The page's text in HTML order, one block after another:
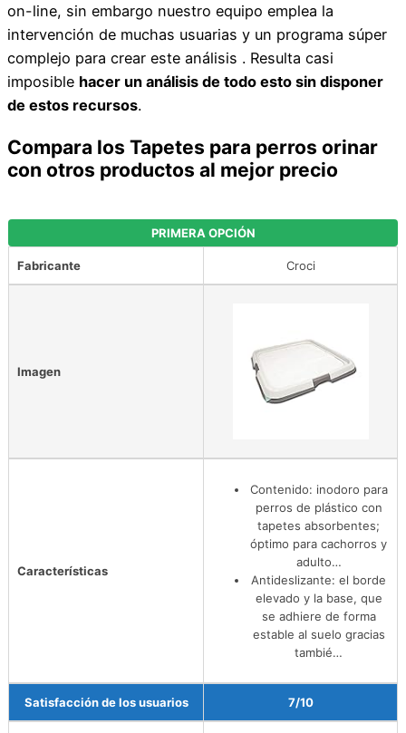
on-line, sin embargo nuestro equipo emplea la
intervención de muchas usuarias y un programa súper
complejo para crear este análisis . Resulta casi
imposible hacer un análisis de todo esto sin disponer
de estos recursos.
Compara los Tapetes para perros orinar
con otros productos al mejor precio
PRIMERA OPCIÓN
Fabricante Croci
Imagen
Características
Contenido: inodoro para
perros de plástico con
tapetes absorbentes;
óptimo para cachorros y
adulto…
Antideslizante: el borde
elevado y la base, que
se adhiere de forma
estable al suelo gracias
tambié…
Satisfacción de los usuarios 7/10